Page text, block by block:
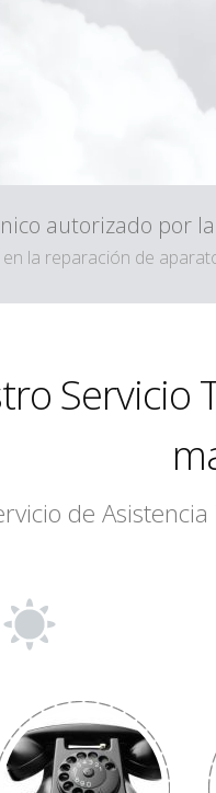
autorizado por
la reparación de
Servicio
de